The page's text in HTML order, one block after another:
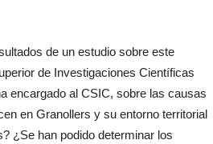
de un estudio sobre este
de Investigaciones Científicas
encargado al CSIC, sobre las causas
en Granollers y su entorno territorial
¿Se han podido determinar los